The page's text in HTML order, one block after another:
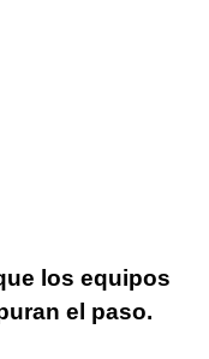
los equipos
el paso.